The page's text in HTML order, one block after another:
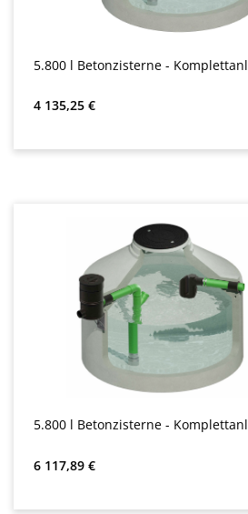
5.800 l Betonzisterne -
Bežná cena:
4 135,25 €
5.800 l Betonzisterne -
Bežná cena:
6 117,89 €